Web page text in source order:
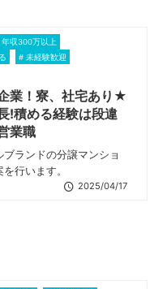
年収300万以上
未経験歓迎
業！寮、社宅あり★
!積める経験は段違
業職
ランドの分譲マンショ
行います。
2025/04/17